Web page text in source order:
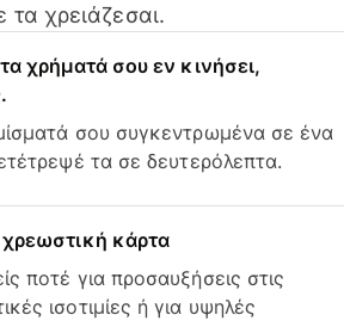
τα χρειάζεσαι.
χρήματά σου εν κινήσει,
σου συγκεντρωμένα σε ένα
τα σε δευτερόλεπτα.
κάρτα
ποτέ για προσαυξήσεις στις
ισοτιμίες ή για υψηλές